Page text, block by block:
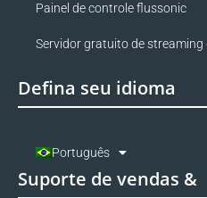
Painel de controle flussonic
Servidor gratuito de streaming
Defina seu idioma
Português
Suporte de vendas &